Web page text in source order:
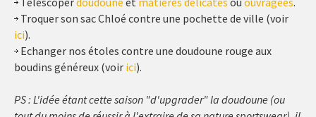
Troquer son sac Chloé contre une pochette de ville (voir
ici).
Echanger nos étoles contre une doudoune rouge aux
boudins généreux (voir ici).
PS : L'idée étant cette saison "d'upgrader" la doudoune (ou